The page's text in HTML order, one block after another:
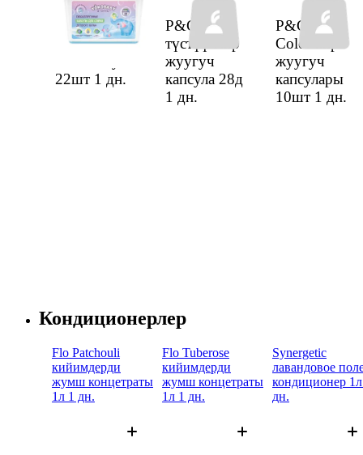
Кир жуугуч
капсула
22шт 1 дн.
P&G Ariel
түстүү Кир
жуугуч
капсула 28д
1 дн.
P&G Ariel
Color кир
жуугуч
капсулары
10шт 1 дн.
Кондиционерлер
Flo Patchouli
кийимдерди
жумш концетраты
1л 1 дн.
Flo Tuberose
кийимдерди
жумш концетраты
1л 1 дн.
Synergetic
лавандовое
кондиционер
дн.